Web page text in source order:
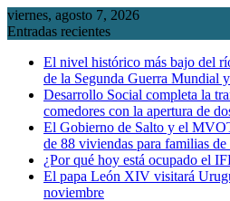
Saltar
al
viernes, agosto 7, 2026
Entradas recientes
El nivel histórico más bajo del
de la Segunda Guerra Mundial
Desarrollo Social completa la
comedores con la apertura de
El Gobierno de Salto y el
de 88 viviendas para familias
¿Por qué hoy está ocupado el
El papa León XIV visitará
noviembre